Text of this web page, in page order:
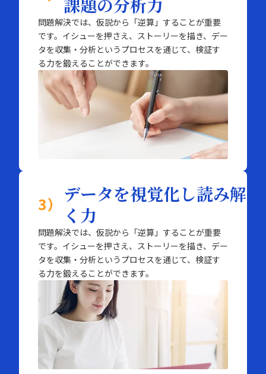
課題の分析力
問題解決では、仮説から「逆算」することが重要
です。イシューを押さえ、ストーリーを描き、デー
タを収集・分析というプロセスを通じて、検証す
る力を鍛えることができます。
3） データを視覚化し読み解
く力
問題解決では、仮説から「逆算」することが重要
です。イシューを押さえ、ストーリーを描き、デー
タを収集・分析というプロセスを通じて、検証す
る力を鍛えることができます。